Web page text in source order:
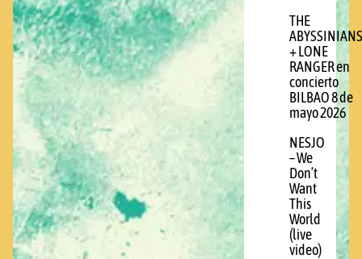
THE
ABYSSINIANS
+ LONE
RANGER en
concierto
BILBAO 8 de
mayo 2026
NESJO
– We
Don’t
Want
This
World
(live
video)